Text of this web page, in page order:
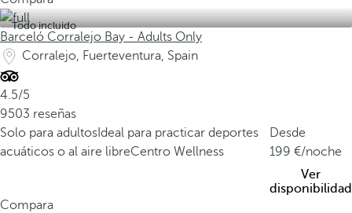
Todo incluido
Barceló Corralejo Bay - Adults Only
Corralejo, Fuerteventura, Spain
4.5/5
9503 reseñas
Solo para adultos Ideal para practicar deportes
acuáticos o al aire libreCentro Wellness
Desde
199
/noche
Ver
disponibilidad
Compara